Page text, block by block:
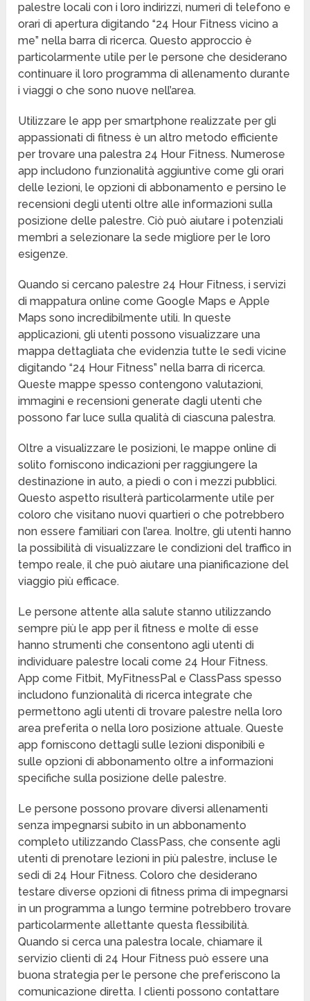
palestre locali con i loro indirizzi, numeri di telefono e
orari di apertura digitando “24 Hour Fitness vicino a
me” nella barra di ricerca. Questo approccio è
particolarmente utile per le persone che desiderano
continuare il loro programma di allenamento durante
i viaggi o che sono nuove nell’area.
Utilizzare le app per smartphone realizzate per gli
appassionati di fitness è un altro metodo efficiente
per trovare una palestra 24 Hour Fitness. Numerose
app includono funzionalità aggiuntive come gli orari
delle lezioni, le opzioni di abbonamento e persino le
recensioni degli utenti oltre alle informazioni sulla
posizione delle palestre. Ciò può aiutare i potenziali
membri a selezionare la sede migliore per le loro
esigenze.
Quando si cercano palestre 24 Hour Fitness, i servizi
di mappatura online come Google Maps e Apple
Maps sono incredibilmente utili. In queste
applicazioni, gli utenti possono visualizzare una
mappa dettagliata che evidenzia tutte le sedi vicine
digitando “24 Hour Fitness” nella barra di ricerca.
Queste mappe spesso contengono valutazioni,
immagini e recensioni generate dagli utenti che
possono far luce sulla qualità di ciascuna palestra.
Oltre a visualizzare le posizioni, le mappe online di
solito forniscono indicazioni per raggiungere la
destinazione in auto, a piedi o con i mezzi pubblici.
Questo aspetto risulterà particolarmente utile per
coloro che visitano nuovi quartieri o che potrebbero
non essere familiari con l’area. Inoltre, gli utenti hanno
la possibilità di visualizzare le condizioni del traffico in
tempo reale, il che può aiutare una pianificazione del
viaggio più efficace.
Le persone attente alla salute stanno utilizzando
sempre più le app per il fitness e molte di esse
hanno strumenti che consentono agli utenti di
individuare palestre locali come 24 Hour Fitness.
App come Fitbit, MyFitnessPal e ClassPass spesso
includono funzionalità di ricerca integrate che
permettono agli utenti di trovare palestre nella loro
area preferita o nella loro posizione attuale. Queste
app forniscono dettagli sulle lezioni disponibili e
sulle opzioni di abbonamento oltre a informazioni
specifiche sulla posizione delle palestre.
Le persone possono provare diversi allenamenti
senza impegnarsi subito in un abbonamento
completo utilizzando ClassPass, che consente agli
utenti di prenotare lezioni in più palestre, incluse le
sedi di 24 Hour Fitness. Coloro che desiderano
testare diverse opzioni di fitness prima di impegnarsi
in un programma a lungo termine potrebbero trovare
particolarmente allettante questa flessibilità.
Quando si cerca una palestra locale, chiamare il
servizio clienti di 24 Hour Fitness può essere una
buona strategia per le persone che preferiscono la
comunicazione diretta. I clienti possono contattare